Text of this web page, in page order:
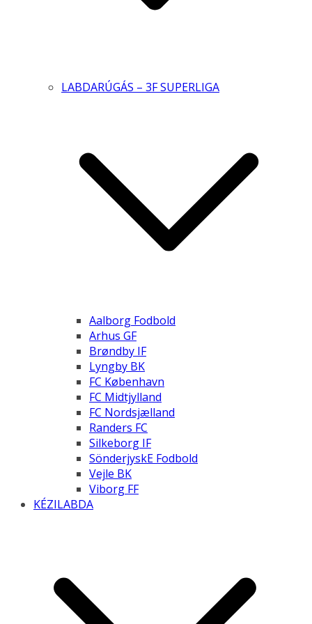
LABDARÚGÁS – 3F SUPERLIGA
Aalborg Fodbold
Arhus GF
Brøndby IF
Lyngby BK
FC København
FC Midtjylland
FC Nordsjælland
Randers FC
Silkeborg IF
SönderjyskE Fodbold
Vejle BK
Viborg FF
KÉZILABDA